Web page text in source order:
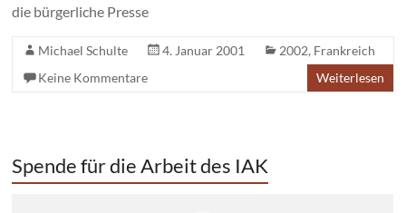
die bürgerliche Presse
Michael Schulte 4. Januar 2001 2002, Frankreich
Keine Kommentare
Weiterlesen
Spende für die Arbeit des IAK